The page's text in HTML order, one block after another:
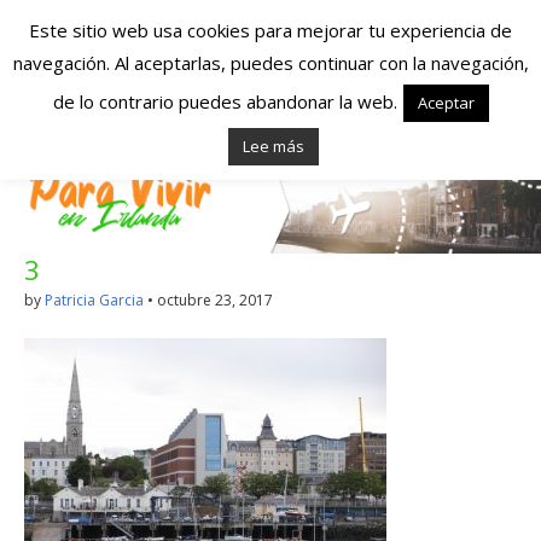
Españoles en
Irlanda – Vivir en
Irlanda – Trabajo
en Irlanda –
Alojamiento en
Irlanda
Blog dedicado a los que viven, estudian y trabajan en
Irlanda!
3
by Patricia Garcia • octubre 23, 2017
Este sitio web usa cookies para mejorar tu experiencia de
navegación. Al aceptarlas, puedes continuar con la navegación,
de lo contrario puedes abandonar la web.
Aceptar
Lee más